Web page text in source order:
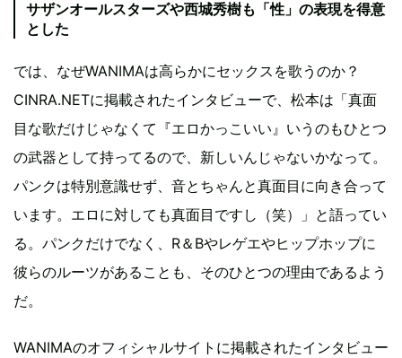
サザンオールスターズや西城秀樹も「性」の表現を得意
とした
では、なぜWANIMAは高らかにセックスを歌うのか？
CINRA.NETに掲載されたインタビューで、松本は「真面
目な歌だけじゃなくて『エロかっこいい』いうのもひとつ
の武器として持ってるので、新しいんじゃないかなって。
パンクは特別意識せず、音とちゃんと真面目に向き合って
います。エロに対しても真面目ですし（笑）」と語ってい
る。パンクだけでなく、R＆Bやレゲエやヒップホップに
彼らのルーツがあることも、そのひとつの理由であるよう
だ。
WANIMAのオフィシャルサイトに掲載されたインタビュー